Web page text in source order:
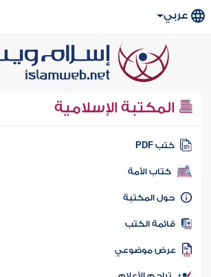
عربي
المكتبة الإسلامية
كتب PDF
كتاب الأمة
المكتبة
الكتب